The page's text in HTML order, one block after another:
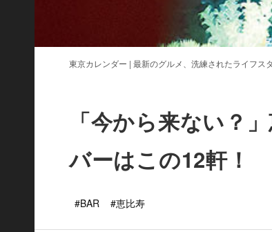
東京カレンダー | 最新のグルメ、洗練されたライフス
「今から来ない？
バーはこの12軒！
#BAR #恵比寿